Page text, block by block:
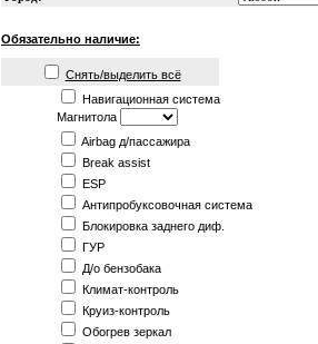
Обязательно наличие:
Снять/выделить всё
Навигационная система
Магнитола
Airbag д/пассажира
Break assist
ESP
Антипробуксовочная система
Блокировка заднего диф.
ГУР
Д/о бензобака
Климат-контроль
Круиз-контроль
Обогрев зеркал